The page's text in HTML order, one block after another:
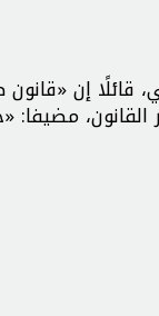
قائلًا إن
القانون،